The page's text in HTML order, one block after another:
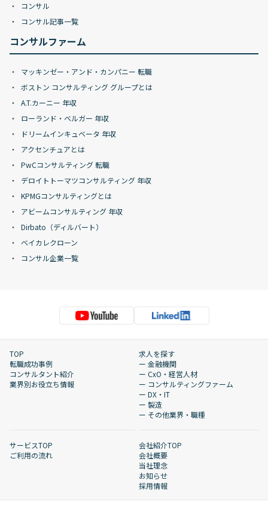
コンサル
コンサル記事一覧
コンサルファーム
マッキンゼー・アンド・カンパニー 転職
ボストン コンサルティング グループとは
A.T.カーニー 年収
ローランド・ベルガー 年収
ドリームインキュベータ 年収
アクセンチュアとは
PwCコンサルティング 転職
デロイトトーマツコンサルティング 年収
KPMGコンサルティングとは
アビームコンサルティング 年収
Dirbato（ディルバート）
ベイカレクローン
コンサル企業一覧
TOP
転職成功事例
コンサルタント紹介
業界別お役立ち情報
求人を探す
ー 金融機関
ー CxO・経営人材
ー コンサルティングファーム
ー DX・IT
ー 製造
ー その他業界・職種
サービスTOP
ご利用の流れ
会社紹介TOP
会社概要
当社理念
お知らせ
採用情報